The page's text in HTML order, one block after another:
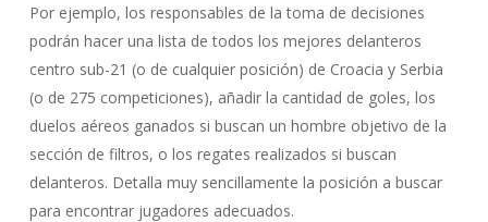
Por ejemplo, los responsables de la toma de decisiones
podrán hacer una lista de todos los mejores delanteros
centro sub-21 (o de cualquier posición) de Croacia y Serbia
(o de 275 competiciones), añadir la cantidad de goles, los
duelos aéreos ganados si buscan un hombre objetivo de la
sección de filtros, o los regates realizados si buscan
delanteros. Detalla muy sencillamente la posición a buscar
para encontrar jugadores adecuados.